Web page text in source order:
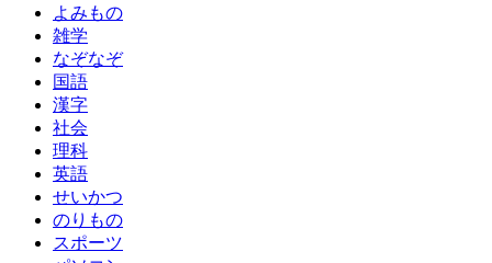
よみもの
雑学
なぞなぞ
国語
漢字
社会
理科
英語
せいかつ
のりもの
スポーツ